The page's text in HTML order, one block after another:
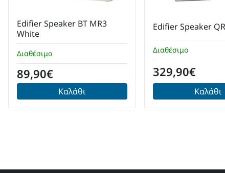
Διαθέσιμο
Edifier Speaker BT MR3
White
89,90€
Καλάθι
Διαθέσιμο
Edifier Speaker
329,90€
Καλάθι